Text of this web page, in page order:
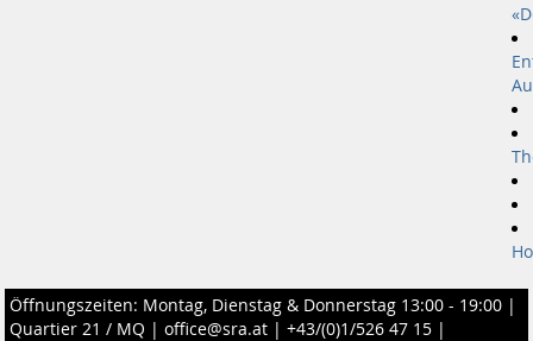
Öffnungszeiten: Montag, Dienstag & Donnerstag 13:00 - 19:00 |
Quartier 21 / MQ | office@sra.at | +43/(0)1/526 47 15 |